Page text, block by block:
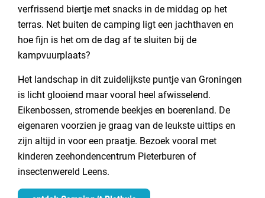
verfrissend biertje met snacks in de middag op het
terras. Net buiten de camping ligt een jachthaven en
hoe fijn is het om de dag af te sluiten bij de
kampvuurplaats?
Het landschap in dit zuidelijkste puntje van Groningen
is licht glooiend maar vooral heel afwisselend.
Eikenbossen, stromende beekjes en boerenland. De
eigenaren voorzien je graag van de leukste uittips en
zijn altijd in voor een praatje. Bezoek vooral met
kinderen zeehondencentrum Pieterburen of
insectenwereld Leens.